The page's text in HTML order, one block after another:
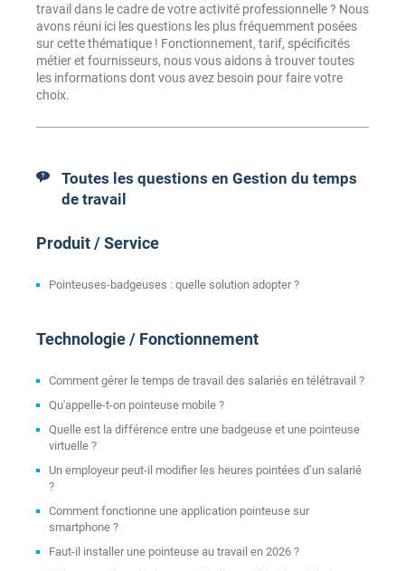
travail dans le cadre de votre activité professionnelle ? Nous
avons réuni ici les questions les plus fréquemment posées
sur cette thématique ! Fonctionnement, tarif, spécificités
métier et fournisseurs, nous vous aidons à trouver toutes
les informations dont vous avez besoin pour faire votre
choix.
Toutes les questions en Gestion du temps
de travail
Produit / Service
Pointeuses-badgeuses : quelle solution adopter ?
Technologie / Fonctionnement
Comment gérer le temps de travail des salariés en télétravail ?
Qu'appelle-t-on pointeuse mobile ?
Quelle est la différence entre une badgeuse et une pointeuse
virtuelle ?
Un employeur peut-il modifier les heures pointées d’un salarié
?
Comment fonctionne une application pointeuse sur
smartphone ?
Faut-il installer une pointeuse au travail en 2026 ?